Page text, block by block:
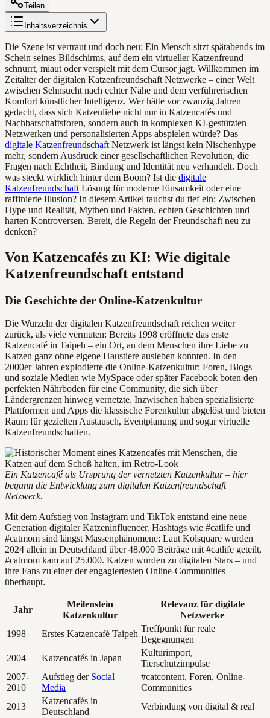
Teilen
Inhaltsverzeichnis
Die Szene ist vertraut und doch neu: Ein Mensch sitzt spätabends im
Schein seines Bildschirms, auf dem ein virtueller Katzenfreund
schnurrt, miaut oder verspielt mit dem Cursor jagt. Willkommen im
Zeitalter der digitalen Katzenfreundschaft Netzwerke – einer Welt
zwischen Sehnsucht nach echter Nähe und dem verführerischen
Komfort künstlicher Intelligenz. Wer hätte vor zwanzig Jahren
gedacht, dass sich Katzenliebe nicht nur in Katzencafés und
Nachbarschaftsforen, sondern auch in komplexen KI-gestützten
Netzwerken und personalisierten Apps abspielen würde? Das
digitale Katzenfreundschaft Netzwerk ist längst kein Nischenhype
mehr, sondern Ausdruck einer gesellschaftlichen Revolution, die
Fragen nach Echtheit, Bindung und Identität neu verhandelt. Doch
was steckt wirklich hinter dem Boom? Ist die digitale
Katzenfreundschaft Lösung für moderne Einsamkeit oder eine
raffinierte Illusion? In diesem Artikel tauchst du tief ein: Zwischen
Hype und Realität, Mythen und Fakten, echten Geschichten und
harten Kontroversen. Bereit, die Regeln der Freundschaft neu zu
denken?
Von Katzencafés zu KI: Wie digitale
Katzenfreundschaft entstand
Die Geschichte der Online-Katzenkultur
Die Wurzeln der digitalen Katzenfreundschaft reichen weiter
zurück, als viele vermuten: Bereits 1998 eröffnete das erste
Katzencafé in Taipeh – ein Ort, an dem Menschen ihre Liebe zu
Katzen ganz ohne eigene Haustiere ausleben konnten. In den
2000er Jahren explodierte die Online-Katzenkultur: Foren, Blogs
und soziale Medien wie MySpace oder später Facebook boten den
perfekten Nährboden für eine Community, die sich über
Ländergrenzen hinweg vernetzte. Inzwischen haben spezialisierte
Plattformen und Apps die klassische Forenkultur abgelöst und bieten
Raum für gezielten Austausch, Eventplanung und sogar virtuelle
Katzenfreundschaften.
Ein Katzencafé als Ursprung der vernetzten Katzenkultur – hier
begann die Entwicklung zum digitalen Katzenfreundschaft
Netzwerk.
Mit dem Aufstieg von Instagram und TikTok entstand eine neue
Generation digitaler Katzeninfluencer. Hashtags wie #catlife und
#catmom sind längst Massenphänomene: Laut Kolsquare wurden
2024 allein in Deutschland über 48.000 Beiträge mit #catlife geteilt,
#catmom kam auf 25.000. Katzen wurden zu digitalen Stars – und
ihre Fans zu einer der engagiertesten Online-Communities
überhaupt.
Jahr
Meilenstein
Katzenkultur
Relevanz für digitale
Netzwerke
1998
Erstes Katzencafé Taipeh
Treffpunkt für reale
Begegnungen
2004
Katzencafés in Japan
Kulturimport,
Tierschutzimpulse
2007-
2010
Aufstieg der Social
Media
#catcontent, Foren, Online-
Communities
2013
Katzencafés in
Deutschland
Verbindung von digital & real